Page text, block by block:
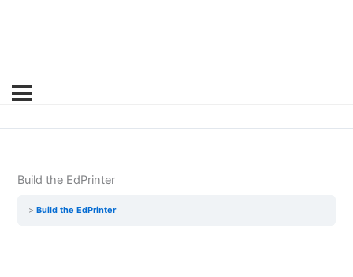
Build the EdPrinter
Build the EdPrinter